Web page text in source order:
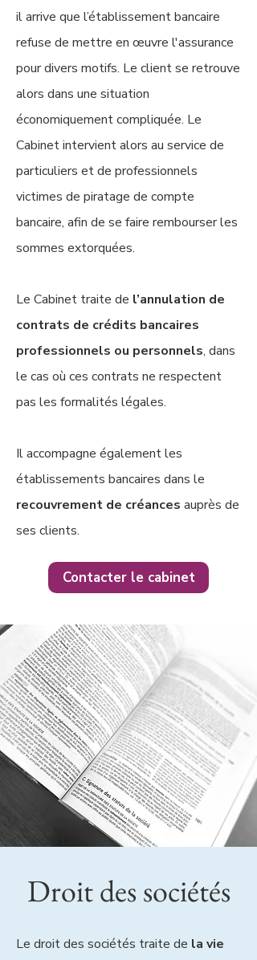
il arrive que l’établissement bancaire
refuse de mettre en œuvre l'assurance
pour divers motifs. Le client se retrouve
alors dans une situation
économiquement compliquée. Le
Cabinet intervient alors au service de
particuliers et de professionnels
victimes de piratage de compte
bancaire, afin de se faire rembourser les
sommes extorquées.
Le Cabinet traite de l’annulation de
contrats de crédits bancaires
professionnels ou personnels, dans
le cas où ces contrats ne respectent
pas les formalités légales.
Il accompagne également les
établissements bancaires dans le
recouvrement de créances auprès de
ses clients.
Contacter le cabinet
Droit des sociétés
Le droit des sociétés traite de la vie